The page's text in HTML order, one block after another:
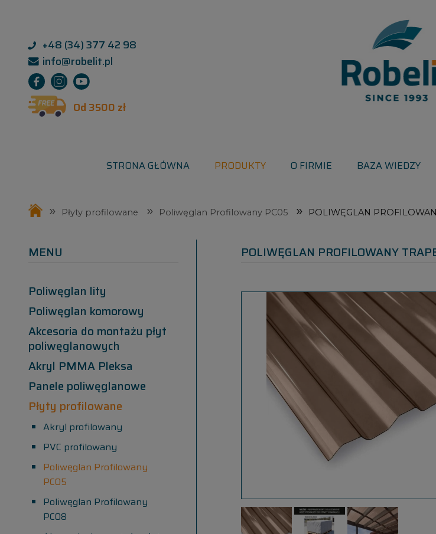
+48 (34) 377 42 98
info@robelit.pl
Od 3500 zł
STRONA GŁÓWNA PRODUKTY O FIRMIE BAZA WIEDZY
» Płyty profilowane » Poliwęglan Profilowany PC05 » POLIWĘGLAN
MENU
Poliwęglan lity
Poliwęglan komorowy
Akcesoria do montażu płyt
poliwęglanowych
Akryl PMMA Pleksa
Panele poliwęglanowe
Płyty profilowane
Akryl profilowany
PVC profilowany
Poliwęglan Profilowany
PC05
Poliwęglan Profilowany
PC08
POLIWĘGLAN PROFILOWANY